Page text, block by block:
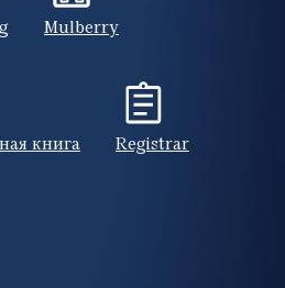
Mulberry
книга Registrar